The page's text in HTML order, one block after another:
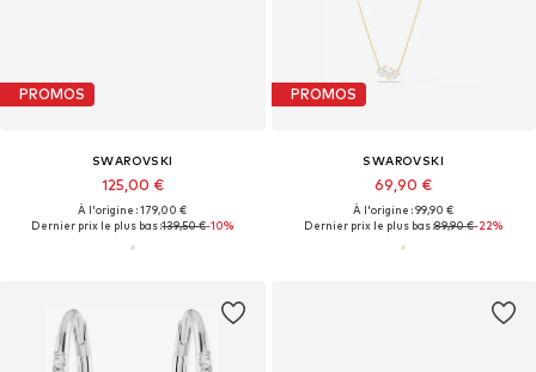
PROMOS
SWAROVSKI
125,00 €
À l'origine : 179,00 €
Dernier prix le plus bas :139,50 €-10%
PROMOS
SWAROVSKI
69,90 €
À l'origine : 99,90 €
Dernier prix le plus bas :89,90 €-22%